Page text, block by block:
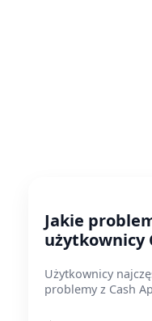
Jakie
użytkownicy
Użytkownicy
problemy z Cash